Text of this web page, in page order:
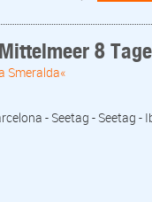
8
Smeralda«
- Seetag - Seetag -